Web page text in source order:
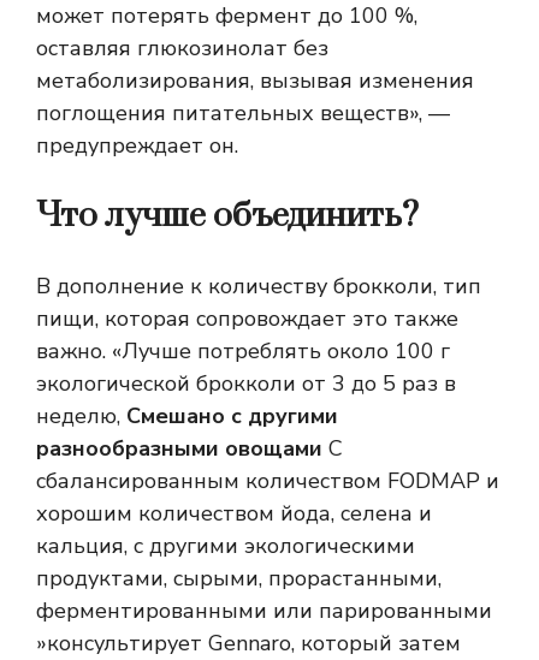
может потерять фермент до 100 %,
оставляя глюкозинолат без
метаболизирования, вызывая изменения
поглощения питательных веществ», —
предупреждает он.
Что лучше объединить?
В дополнение к количеству брокколи, тип
пищи, которая сопровождает это также
важно. «Лучше потреблять около 100 г
экологической брокколи от 3 до 5 раз в
неделю, Смешано с другими
разнообразными овощами С
сбалансированным количеством FODMAP и
хорошим количеством йода, селена и
кальция, с другими экологическими
продуктами, сырыми, прорастанными,
ферментированными или парированными
»консультирует Gennaro, который затем